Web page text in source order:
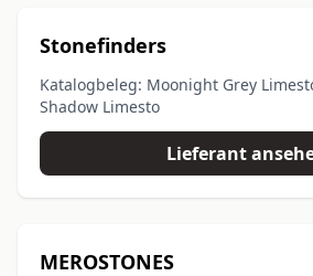
Stonefinders
Katalogbeleg: Moonight Grey
Shadow Limesto
Lieferant
MEROSTONES